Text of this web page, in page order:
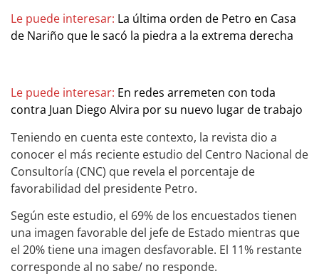
Le puede interesar: La última orden de Petro en Casa
de Nariño que le sacó la piedra a la extrema derecha
Le puede interesar: En redes arremeten con toda
contra Juan Diego Alvira por su nuevo lugar de trabajo
Teniendo en cuenta este contexto, la revista dio a
conocer el más reciente estudio del Centro Nacional de
Consultoría (CNC) que revela el porcentaje de
favorabilidad del presidente Petro.
Según este estudio, el 69% de los encuestados tienen
una imagen favorable del jefe de Estado mientras que
el 20% tiene una imagen desfavorable. El 11% restante
corresponde al no sabe/ no responde.